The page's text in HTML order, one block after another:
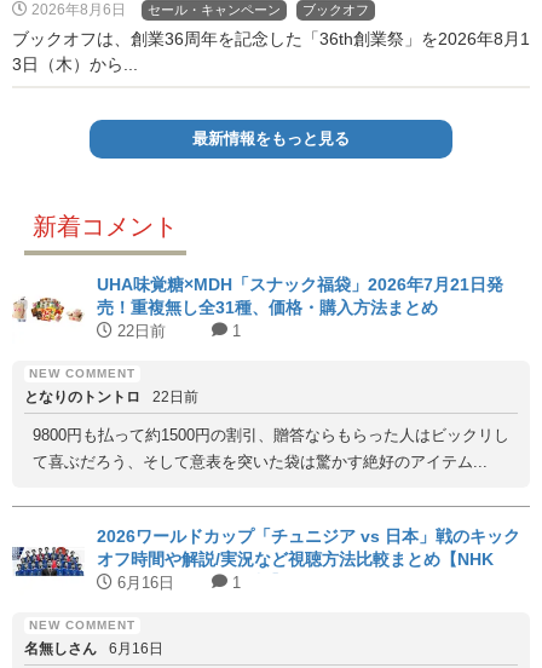
2026年8月6日 セール・キャンペーン ブックオフ
ブックオフは、創業36周年を記念した「36th創業祭」を2026年8月1
3日（木）から...
最新情報をもっと見る
新着コメント
UHA味覚糖×MDH「スナック福袋」2026年7月21日発
売！重複無し全31種、価格・購入方法まとめ
22日前 1
となりのトントロ 22日前
9800円も払って約1500円の割引、贈答ならもらった人はビックリし
て喜ぶだろう、そして意表を突いた袋は驚かす絶好のアイテム...
2026ワールドカップ「チュニジア vs 日本」戦のキック
オフ時間や解説/実況など視聴方法比較まとめ【NHK
BS1/日テレ/DAZN無料】
6月16日 1
名無しさん 6月16日